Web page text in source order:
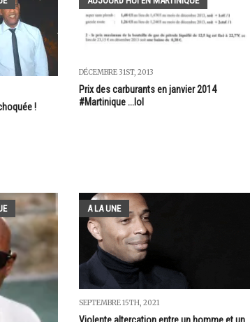
!
DÉCEMBRE 31ST, 2013
Prix des carburants en janvier 2014
#Martinique ...lol
A LA UNE
SEPTEMBRE 15TH, 2021
Violente altercation entre un homme et un